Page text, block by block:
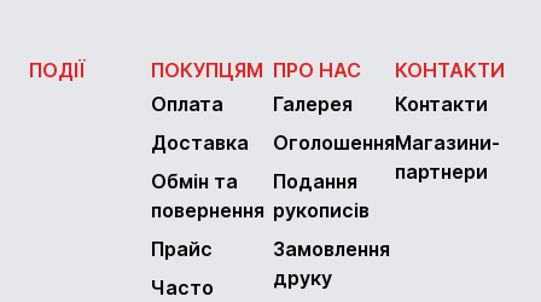
ПОДІЇ
ПОКУПЦЯМ
Оплата
Доставка
Обмін та
повернення
Прайс
Часто
ПРО НАС
Галерея
Оголошення
Подання
рукописів
Замовлення
друку
КОНТАКТИ
Контакти
Магазини-
партнери